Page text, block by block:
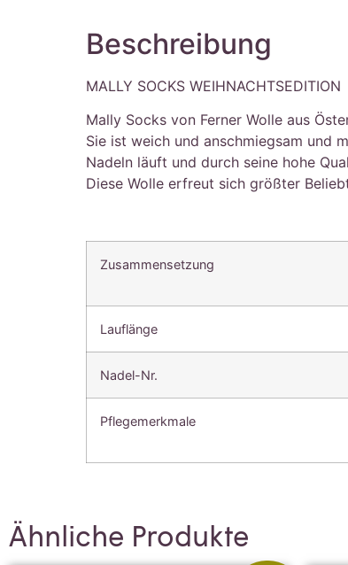
Beschreibung
MALLY SOCKS WEIHNACHTSEDITION
Mally Socks von Ferner Wolle aus
Sie ist weich und anschmiegsam und
Nadeln läuft und durch seine hohe
Diese Wolle erfreut sich größter
Zusammensetzung
Lauflänge
Nadel-Nr.
Pflegemerkmale
Ähnliche Produkte